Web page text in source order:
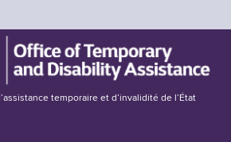
temporaire et d’invalidité de l’État